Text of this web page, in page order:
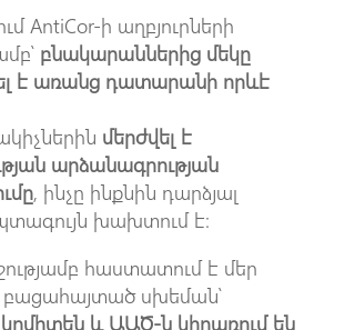
AntiCor-ի աղբյուրների
բնակարաններից մեկը
է առանց դատարանի որևէ
մերժվել է
արձանագրության
, ինչը ինքնին դարձյալ
խախտում է։
հաստատում է մեր
բացահայտած սխեման՝
և ԱԱԾ-ն կիրառում են